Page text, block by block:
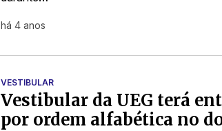
há 4 anos
VESTIBULAR
Vestibular da UEG terá
por ordem alfabética no